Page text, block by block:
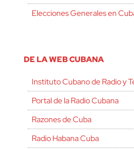
Elecciones Generales en
DE LA WEB CUBANA
Instituto Cubano de Radio y
Portal de la Radio Cubana
Razones de Cuba
Radio Habana Cuba